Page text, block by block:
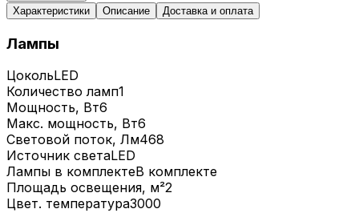
Характеристики Описание Доставка и оплата
Лампы
ЦокольLED
Количество ламп1
Мощность, Вт6
Макс. мощность, Вт6
Световой поток, Лм468
Источник светаLED
Лампы в комплектеВ комплекте
Площадь освещения, м²2
Цвет. температура3000